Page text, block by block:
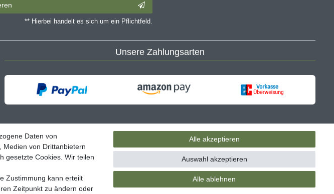
** Hierbei handelt es sich um ein Pflichtfeld.
Unsere Zahlungsarten
mit dem niedrigsten Preis. Die UVP zu den weiteren Varianten wird bei Klick auf die jeweilige Variante
Daten von
Medien von Drittanbietern
gesetzte Cookies. Wir teilen
Zustimmung kann erteilt
Zeitpunkt zu ändern oder
Alle akzeptieren
Alle ablehnen
Auswahl akzeptieren